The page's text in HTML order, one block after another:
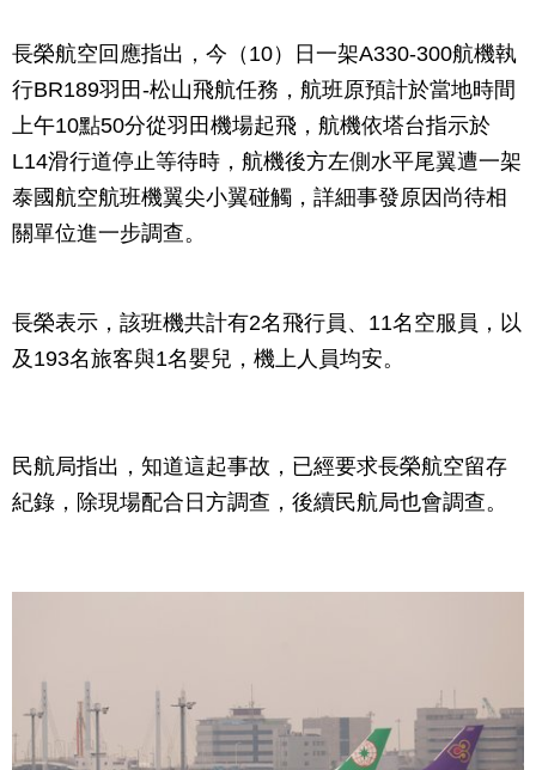
長榮航空回應指出，今（10）日一架A330-300航機執
行BR189羽田-松山飛航任務，航班原預計於當地時間
上午10點50分從羽田機場起飛，航機依塔台指示於
L14滑行道停止等待時，航機後方左側水平尾翼遭一架
泰國航空航班機翼尖小翼碰觸，詳細事發原因尚待相
關單位進一步調查。
長榮表示，該班機共計有2名飛行員、11名空服員，以
及193名旅客與1名嬰兒，機上人員均安。
民航局指出，知道這起事故，已經要求長榮航空留存
紀錄，除現場配合日方調查，後續民航局也會調查。